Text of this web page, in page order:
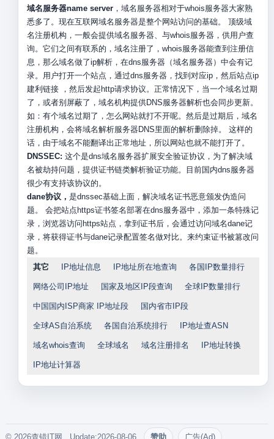
域名服务器name server，域名服务器相对于whois服务器大家熟
悉多了。现在互联网域名服务器是整个网站访问的基础。 顶级域
名注册机构，一般会提供域名服务器、与whois服务器，供用户查
询。它们之间有联系的，域名注册了，whois服务器能查到注册信
息，那么域名做了ip解析，在dns服务器（域名服务器）中会有记
录。用户打开一个站点，通过dns服务器，找到对应ip，然后站点ip
建利链接 ，然后发起http请求协议。正常情况下，当一个域名过期
了，或者别屏蔽了，域名机构提供DNS服务器解析也会同步更新。
如：有个域名过期了，怎么网站就打不开呢。然后是过期后，域名
注册机构，会将域名解析服务器DNS里面的解析删除掉。 这样的
话，由于域名不能翻译出正常地址，所以网站也就不能打开了。
DNSSEC: 这个是dns域名服务器扩展安全验证协议，为了解决域
名被劫持问题，提供证书链类解析验证功能。目前国内dns服务器
很少有支持该协议的。
dane协议， 是dnssec基础上面，解决域名证书恶意颁发伪造问
题。 会把站点https证书签名部署在dns服务器中，添加一条特殊记
录，浏览器访问https站点，拿到证书后，会通过访问域名dane记
录，将获得证书与dane记录配置签名做对比。来约束证书被篡改问
题。
其它
IP地址信息 IP地址所在地查询 各国IP数量排行
网络公司IP地址 国家及地区IP段查询 全球IP数量排行
中国国内ISP商家 IP地址段 国内省市IP段
全球AS自治系统 各国自治系统排行 IP地址查ASN
域名whois查询 全球域名 域名注册排名 IP地址转换
IP地址计算器
© 2026查错IT网. Update:2026-08-06 赞助 广告(Ad)